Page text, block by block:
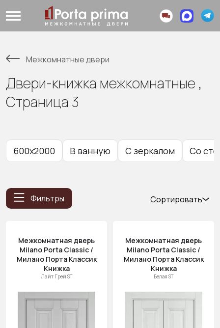
Межкомнатные двери
Двери-книжка межкомнатные ,
Страница 3
600x2000 В ванную С зеркалом Со
Фильтры
Сортировать
(возр.)
Цена (убыв.)
Cначала
Cначала
скидки
Межкомнатная дверь
Milano Porta Classic /
Милано Порта Классик
Книжка
Лайт Грей ST
Межкомнатная дверь
Milano Porta Classic /
Милано Порта Классик
Книжка
Белая ST